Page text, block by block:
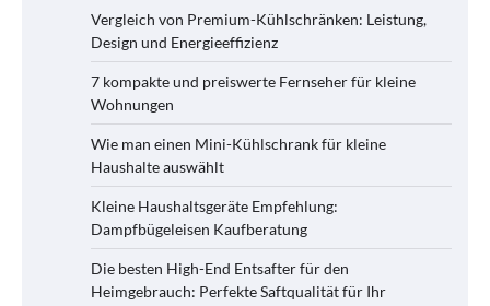
Vergleich von Premium-Kühlschränken: Leistung,
Design und Energieeffizienz
7 kompakte und preiswerte Fernseher für kleine
Wohnungen
Wie man einen Mini-Kühlschrank für kleine
Haushalte auswählt
Kleine Haushaltsgeräte Empfehlung:
Dampfbügeleisen Kaufberatung
Die besten High-End Entsafter für den
Heimgebrauch: Perfekte Saftqualität für Ihr